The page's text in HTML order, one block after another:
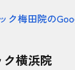
ク梅田院の
横浜院